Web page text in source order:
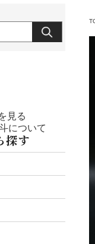
見る
について
探す